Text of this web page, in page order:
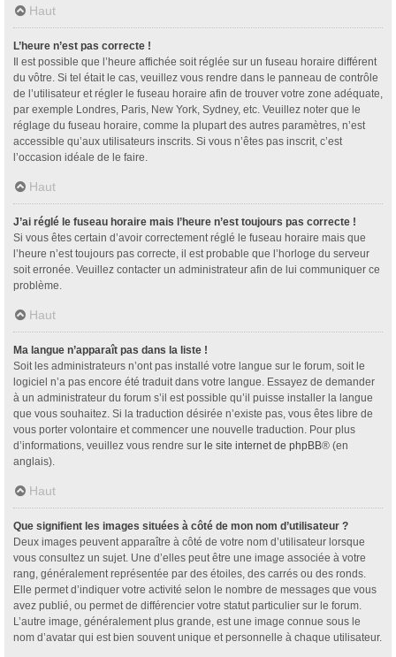
Haut
L’heure n’est pas correcte !
Il est possible que l’heure affichée soit réglée sur un fuseau horaire différent
du vôtre. Si tel était le cas, veuillez vous rendre dans le panneau de contrôle
de l’utilisateur et régler le fuseau horaire afin de trouver votre zone adéquate,
par exemple Londres, Paris, New York, Sydney, etc. Veuillez noter que le
réglage du fuseau horaire, comme la plupart des autres paramètres, n’est
accessible qu’aux utilisateurs inscrits. Si vous n’êtes pas inscrit, c’est
l’occasion idéale de le faire.
Haut
J’ai réglé le fuseau horaire mais l’heure n’est toujours pas correcte !
Si vous êtes certain d’avoir correctement réglé le fuseau horaire mais que
l’heure n’est toujours pas correcte, il est probable que l’horloge du serveur
soit erronée. Veuillez contacter un administrateur afin de lui communiquer ce
problème.
Haut
Ma langue n’apparaît pas dans la liste !
Soit les administrateurs n’ont pas installé votre langue sur le forum, soit le
logiciel n’a pas encore été traduit dans votre langue. Essayez de demander
à un administrateur du forum s’il est possible qu’il puisse installer la langue
que vous souhaitez. Si la traduction désirée n’existe pas, vous êtes libre de
vous porter volontaire et commencer une nouvelle traduction. Pour plus
d’informations, veuillez vous rendre sur le site internet de phpBB® (en
anglais).
Haut
Que signifient les images situées à côté de mon nom d’utilisateur ?
Deux images peuvent apparaître à côté de votre nom d’utilisateur lorsque
vous consultez un sujet. Une d’elles peut être une image associée à votre
rang, généralement représentée par des étoiles, des carrés ou des ronds.
Elle permet d’indiquer votre activité selon le nombre de messages que vous
avez publié, ou permet de différencier votre statut particulier sur le forum.
L’autre image, généralement plus grande, est une image connue sous le
nom d’avatar qui est bien souvent unique et personnelle à chaque utilisateur.